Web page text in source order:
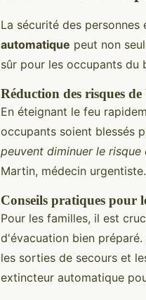
La sécurité des
automatique peut non
sûr pour les occupants du
Réduction des risques de
En éteignant le feu
occupants soient blessés
peuvent diminuer le risque
Martin, médecin urgentiste.
Conseils pratiques pour
Pour les familles, il est
d'évacuation bien
les sorties de secours et
extincteur automatique